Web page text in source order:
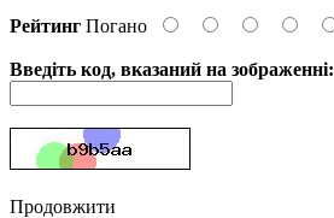
Рейтинг Погано
Введіть код, вказаний на зображенні:
Продовжити